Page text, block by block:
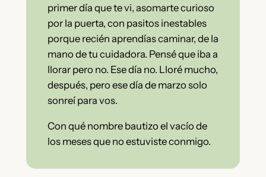
primer día que te vi, asomarte curioso
por la puerta, con pasitos inestables
porque recién aprendías caminar, de la
mano de tu cuidadora. Pensé que iba a
llorar pero no. Ese día no. Lloré mucho,
después, pero ese día de marzo solo
sonreí para vos.
Con qué nombre bautizo el vacío de
los meses que no estuviste conmigo.